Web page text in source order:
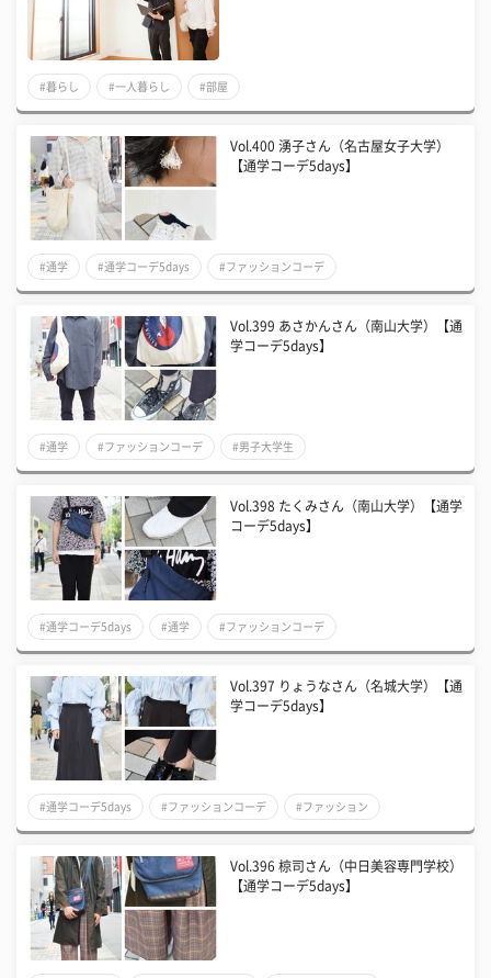
#暮らし #一人暮らし #部屋
Vol.400 湧子さん（名古屋女子大学）
【通学コーデ5days】
#通学 #通学コーデ5days #ファッションコーデ
Vol.399 あさかんさん（南山大学）【通
学コーデ5days】
#通学 #ファッションコーデ #男子大学生
Vol.398 たくみさん（南山大学）【通学
コーデ5days】
#通学コーデ5days #通学 #ファッションコーデ
Vol.397 りょうなさん（名城大学）【通
学コーデ5days】
#通学コーデ5days #ファッションコーデ #ファッション
Vol.396 椋司さん（中日美容専門学校）
【通学コーデ5days】